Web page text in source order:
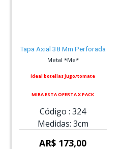
Tapa Axial 38 Mm Perforada
Metal *Me*
ideal botellas jugo/tomate
MIRA ESTA OFERTA X PACK
Código : 324
Medidas: 3cm
AR$ 173,00